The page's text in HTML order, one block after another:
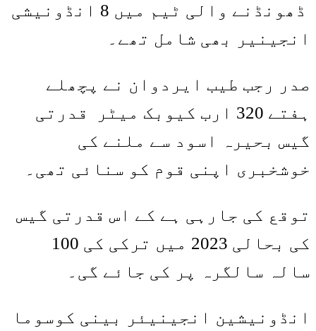
ڈھونڈنے والی ٹیم میں 8 انڈونیشی
انجینیر بھی شامل تھے۔
صدر رجب طیب ایردوان نے پچھلے
ہفتے 320 ارب کیوبک میٹر قدرتی
گیس بحیرہ اسود سے ملنے کی
خوشخبری اپنی قوم کو سنائی تھی۔
توقع کی جارہی ہے کے اس قدرتی گیس
کی بحالی 2023 میں ترکی کی 100
سالہ سالگرہ پر کی جائے گی۔
انڈونیشین انجینیئر بینی کوسوما